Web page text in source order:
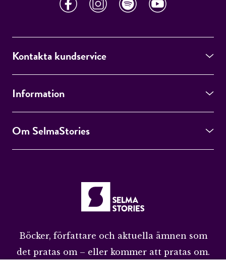
Kontakta kundservice
Information
Om SelmaStories
Böcker, författare och aktuella ämnen som
det pratas om – eller kommer att pratas om.